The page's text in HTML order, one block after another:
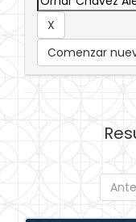
Comenzar